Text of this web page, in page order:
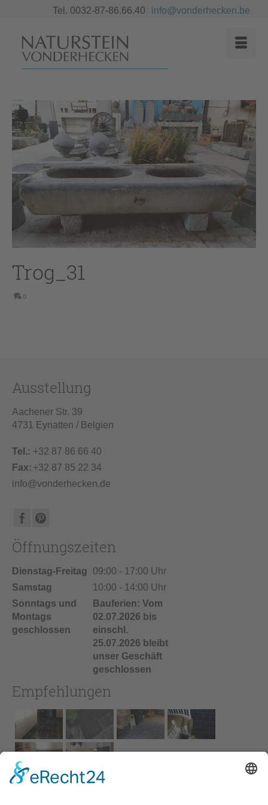
Tel. 0032-87-86.66.40 info@vonderhecken.be
Trog_31
0
Ausstellung
Aachener Str. 39
4731 Eynatten / Belgien
Tel.: +32 87 86 66 40
Fax: +32 87 85 22 34
info@vonderhecken.de
Öffnungszeiten
Dienstag-Freitag
09:00 - 17:00 Uhr
Samstag
10:00 - 14:00 Uhr
Sonntags und
Montags
geschlossen
Bauferien: Vom
02.07.2026 bis
einschl.
25.07.2026 bleibt
unser Geschäft
geschlossen
Empfehlungen